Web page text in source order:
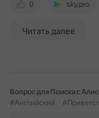
0 sky.pro
Читать далее
Вопрос для Поиска с
#Английский